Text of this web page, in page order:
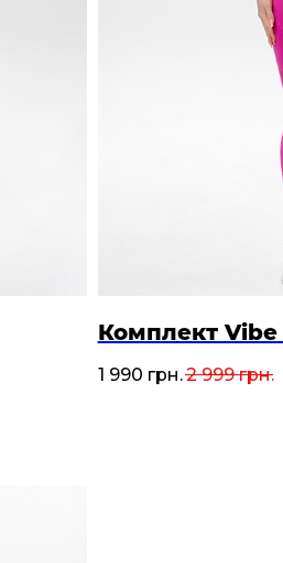
Комплект
1 990 грн.2 999 грн.